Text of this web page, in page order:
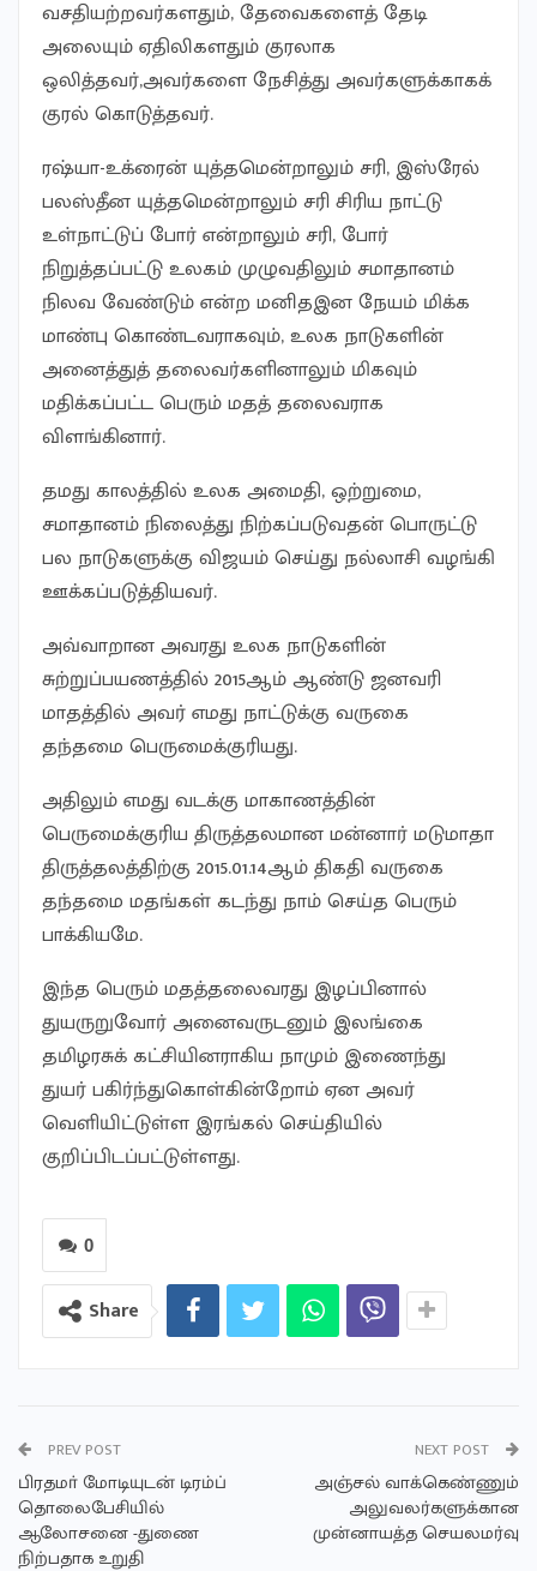
வசதியற்றவர்களதும், தேவைகளைத் தேடி
அலையும் ஏதிலிகளதும் குரலாக
ஒலித்தவர்,அவர்களை நேசித்து அவர்களுக்காகக்
குரல் கொடுத்தவர்.
ரஷ்யா-உக்ரைன் யுத்தமென்றாலும் சரி, இஸ்ரேல்
பலஸ்தீன யுத்தமென்றாலும் சரி சிரிய நாட்டு
உள்நாட்டுப் போர் என்றாலும் சரி, போர்
நிறுத்தப்பட்டு உலகம் முழுவதிலும் சமாதானம்
நிலவ வேண்டும் என்ற மனிதஇன நேயம் மிக்க
மாண்பு கொண்டவராகவும், உலக நாடுகளின்
அனைத்துத் தலைவர்களினாலும் மிகவும்
மதிக்கப்பட்ட பெரும் மதத் தலைவராக
விளங்கினார்.
தமது காலத்தில் உலக அமைதி, ஒற்றுமை,
சமாதானம் நிலைத்து நிற்கப்படுவதன் பொருட்டு
பல நாடுகளுக்கு விஜயம் செய்து நல்லாசி வழங்கி
ஊக்கப்படுத்தியவர்.
அவ்வாறான அவரது உலக நாடுகளின்
சுற்றுப்பயணத்தில் 2015ஆம் ஆண்டு ஜனவரி
மாதத்தில் அவர் எமது நாட்டுக்கு வருகை
தந்தமை பெருமைக்குரியது.
அதிலும் எமது வடக்கு மாகாணத்தின்
பெருமைக்குரிய திருத்தலமான மன்னார் மடுமாதா
திருத்தலத்திற்கு 2015.01.14ஆம் திகதி வருகை
தந்தமை மதங்கள் கடந்து நாம் செய்த பெரும்
பாக்கியமே.
இந்த பெரும் மதத்தலைவரது இழப்பினால்
துயருறுவோர் அனைவருடனும் இலங்கை
தமிழரசுக் கட்சியினராகிய நாமும் இணைந்து
துயர் பகிர்ந்துகொள்கின்றோம் ஏன அவர்
வெளியிட்டுள்ள இரங்கல் செய்தியில்
குறிப்பிடப்பட்டுள்ளது.
0
Share
PREV POST
பிரதமா் மோடியுடன் டிரம்ப்
தொலைபேசியில்
ஆலோசனை -துணை
நிற்பதாக உறுதி
NEXT POST
அஞ்சல் வாக்கெண்ணும்
அலுவலர்களுக்கான
முன்னாயத்த செயலமர்வு